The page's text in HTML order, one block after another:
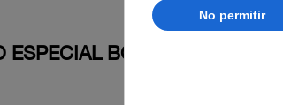
ESPECIAL BOUNIA 1/2022